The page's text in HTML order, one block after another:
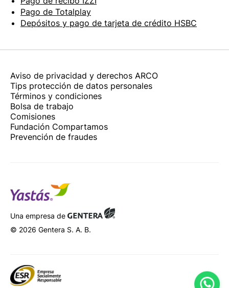
Pago de Totalplay
Depósitos y pago de tarjeta de crédito HSBC
Aviso de privacidad y derechos ARCO
Tips protección de datos personales
Términos y condiciones
Bolsa de trabajo
Comisiones
Fundación Compartamos
Prevención de fraudes
Una empresa de
© 2026 Gentera S. A. B.